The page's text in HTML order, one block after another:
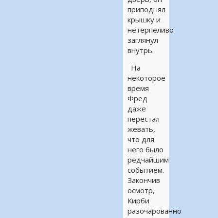
приподнял
крышку и
нетерпеливо
заглянул
внутрь.
На
некоторое
время
Фред
даже
перестал
жевать,
что для
него было
редчайшим
событием.
Закончив
осмотр,
Кирби
разочарованно